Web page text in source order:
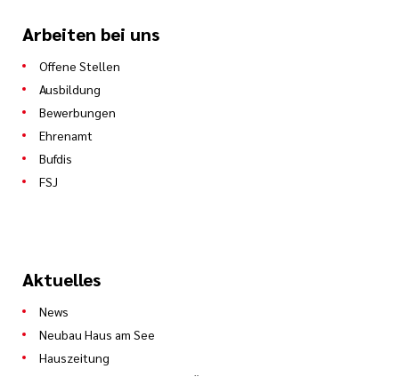
Arbeiten bei uns
Offene Stellen
Ausbildung
Bewerbungen
Ehrenamt
Bufdis
FSJ
Aktuelles
News
Neubau Haus am See
Hauszeitung